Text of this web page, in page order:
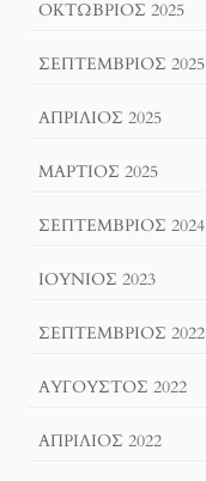
ΟΚΤΏΒΡΙΟΣ 2025
ΣΕΠΤΈΜΒΡΙΟΣ 2025
ΑΠΡΊΛΙΟΣ 2025
ΜΆΡΤΙΟΣ 2025
ΣΕΠΤΈΜΒΡΙΟΣ 2024
ΙΟΎΝΙΟΣ 2023
ΣΕΠΤΈΜΒΡΙΟΣ 2022
ΑΎΓΟΥΣΤΟΣ 2022
ΑΠΡΊΛΙΟΣ 2022